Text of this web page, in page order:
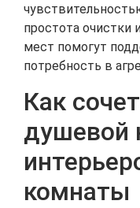
простота очистки
мест помогут
потребность в
Как
душевой
комнаты